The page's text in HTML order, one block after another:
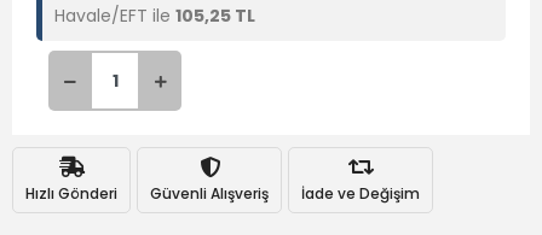
Havale/EFT ile 105,25 TL
Hızlı Gönderi Güvenli Alışveriş İade ve Değişim